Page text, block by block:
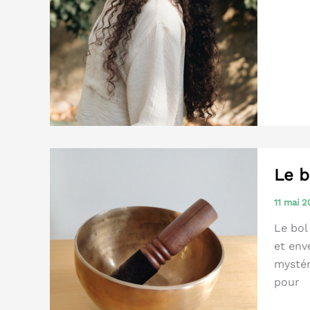
à
lâcher,
pas
reposer
?
Le
11 mai
Le
et
pour